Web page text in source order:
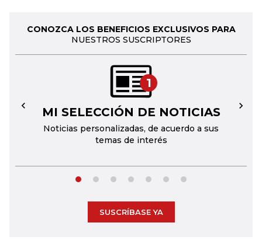
CONOZCA LOS BENEFICIOS EXCLUSIVOS PARA
NUESTROS SUSCRIPTORES
1
MI SELECCIÓN DE NOTICIAS
Noticias personalizadas, de acuerdo a sus
temas de interés
← →
SUSCRÍBASE YA